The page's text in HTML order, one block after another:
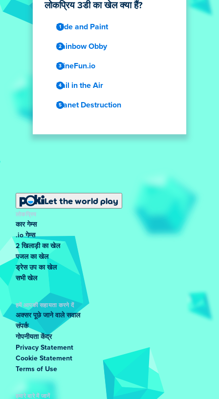
लोकप्रिय 3डी का खेल क्या हैं?
Hide and Paint
Rainbow Obby
MineFun.io
Rail in the Air
Planet Destruction
Let the world play
लोकप्रिय
कार गेम्स
.io गेम्स
2 खिलाड़ी का खेल
पजल का खेल
ड्रेस उप का खेल
सभी खेल
हमें आपकी सहायता करने दें
अक्सर पूछे जाने वाले सवाल
संपर्क
गोपनीयता केंद्र
Privacy Statement
Cookie Statement
Terms of Use
हमारे बारे में जानें